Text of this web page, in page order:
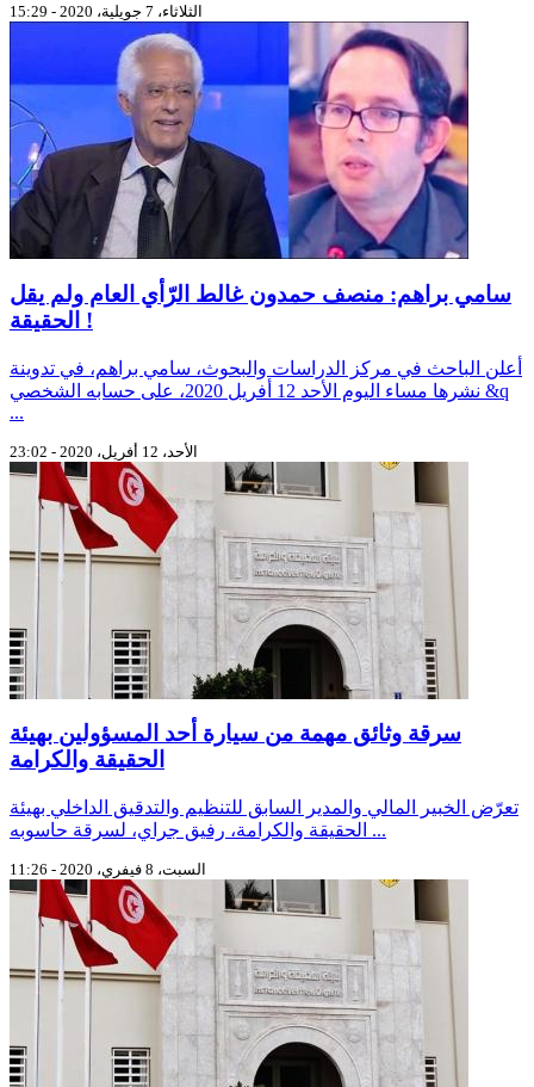
الثلاثاء، 7 جويلية، 2020 - 15:29
سامي براهم: منصف حمدون غالط الرّأي العام ولم يقل
الحقيقة !
أعلن الباحث في مركز الدراسات والبحوث، سامي براهم، في تدوينة
نشرها مساء اليوم الأحد 12 أفريل 2020، على حسابه الشخصي &q
...
الأحد، 12 أفريل، 2020 - 23:02
سرقة وثائق مهمة من سيارة أحد المسؤولين بهيئة
الحقيقة والكرامة
تعرّض الخبير المالي والمدير السابق للتنظيم والتدقيق الداخلي بهيئة
الحقيقة والكرامة، رفيق جراي، لسرقة حاسوبه ...
السبت، 8 فيفري، 2020 - 11:26